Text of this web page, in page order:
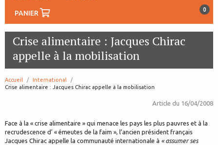
PANIER 0
Crise alimentaire : Jacques Chirac
appelle à la mobilisation
Accueil
International
page:
Crise alimentaire : Jacques Chirac appelle à la mobilisation
Article du 16/04/2008
Face à la « crise alimentaire » qui menace les pays les plus pauvres et à la
recrudescence d’ « émeutes de la faim », l’ancien président français
Jacques Chirac appelle la communauté internationale à « assumer ses